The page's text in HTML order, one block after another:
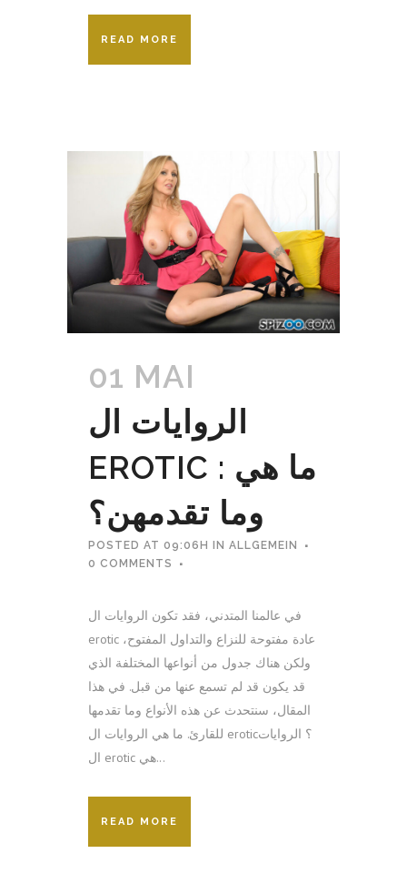
READ MORE
01 MAI
الروايات ال
EROTIC : ما هي
وما تقدمهن؟
POSTED AT 09:06H IN ALLGEMEIN
0 COMMENTS
في عالمنا المتدني، فقد تكون الروايات ال
erotic عادة مفتوحة للنزاع والتداول المفتوح،
ولكن هناك جدول من أنواعها المختلفة الذي
قد يكون قد لم تسمع عنها من قبل. في هذا
المقال، سنتحدث عن هذه الأنواع وما تقدمها
للقارئ. ما هي الروايات ال erotic؟ الروايات
ال erotic هي...
READ MORE